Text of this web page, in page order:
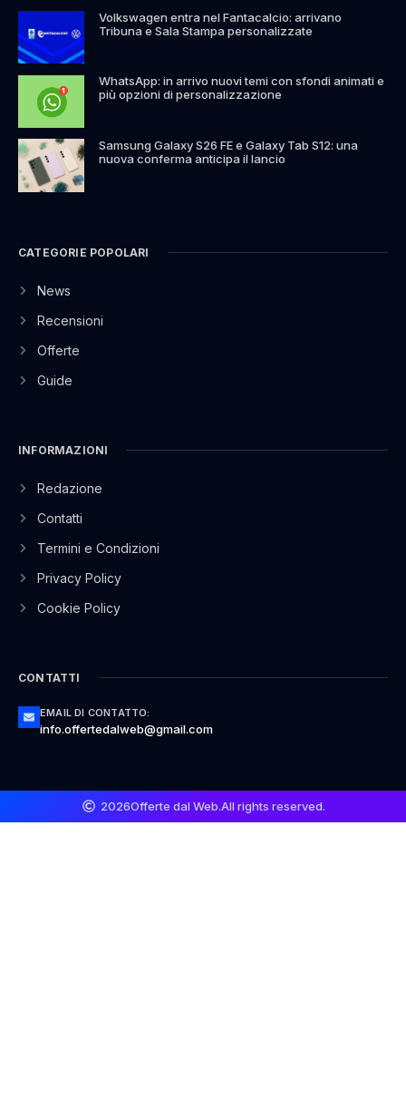
Volkswagen entra nel Fantacalcio: arrivano
Tribuna e Sala Stampa personalizzate
WhatsApp: in arrivo nuovi temi con sfondi animati e
più opzioni di personalizzazione
Samsung Galaxy S26 FE e Galaxy Tab S12: una
nuova conferma anticipa il lancio
CATEGORIE POPOLARI
News
Recensioni
Offerte
Guide
INFORMAZIONI
Redazione
Contatti
Termini e Condizioni
Privacy Policy
Cookie Policy
CONTATTI
EMAIL DI CONTATTO:
info.offertedalweb@gmail.com
2026Offerte dal Web.All rights reserved.